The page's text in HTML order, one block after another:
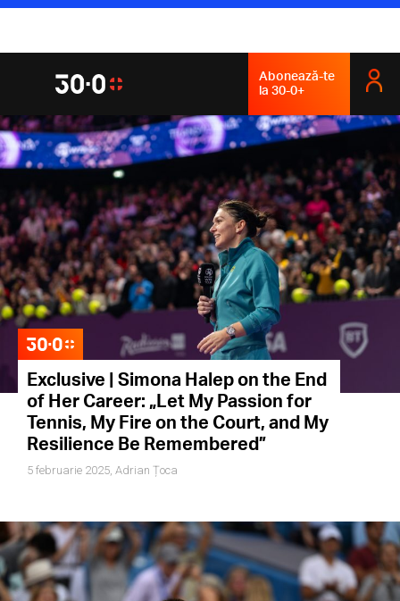
Abonează-te
la 30-0+
Exclusive | Simona Halep on the End
of Her Career: „Let My Passion for
Tennis, My Fire on the Court, and My
Resilience Be Remembered”
5 februarie 2025, Adrian Țoca